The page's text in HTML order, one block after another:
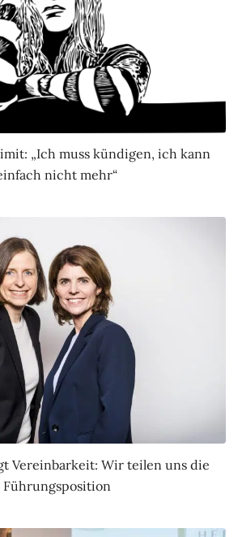
„Ich muss kündigen, ich kann
nicht mehr“
Vereinbarkeit: Wir teilen uns die
Führungsposition